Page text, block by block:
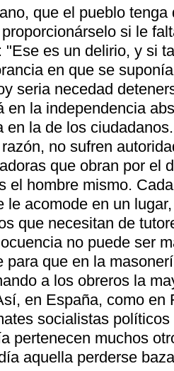
que el pueblo
si le
"Ese es un delirio, y si
en que se
seria necedad
en la independencia
en la de los
no sufren
que obran por el
el hombre mismo.
le acomode en un
que necesitan de
no puede ser
para que en la
a los obreros la
en España, como en
socialistas
pertenecen muchos
aquella perderse